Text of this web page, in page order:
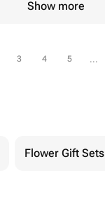
Show more
3 4 5 ...
Flower Gift Sets